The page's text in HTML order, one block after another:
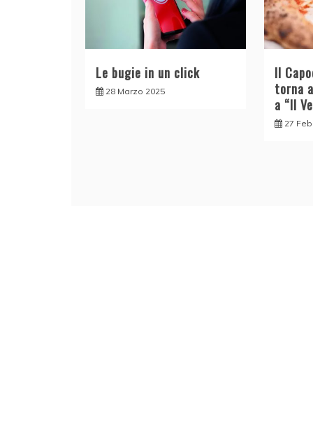
Le bugie in un click
28 Marzo 2025
Il
torna
a “Il
27